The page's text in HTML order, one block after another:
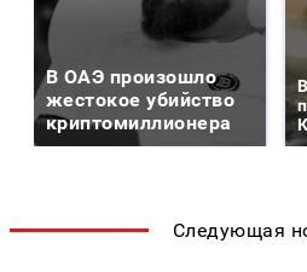
В ОАЭ произошло
жестокое убийство
криптомиллионера
Следующая